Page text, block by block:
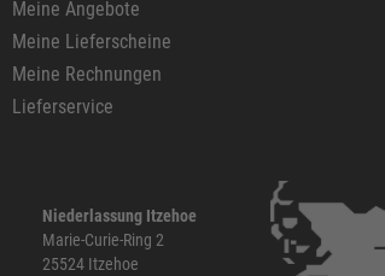
Meine Angebote
Meine Lieferscheine
Meine Rechnungen
Lieferservice
Niederlassung Itzehoe
Marie-Curie-Ring 2
25524 Itzehoe